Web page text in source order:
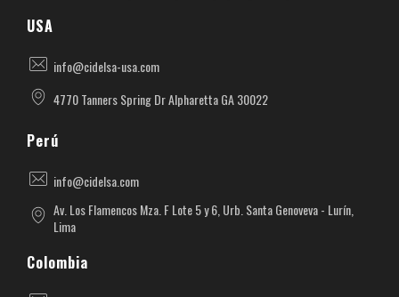
Cidelsa. Pioneer in textile architecture in America.
USA
info@cidelsa-usa.com
4770 Tanners Spring Dr Alpharetta GA 30022
Perú
info@cidelsa.com
Av. Los Flamencos Mza. F Lote 5 y 6, Urb. Santa Genoveva - Lurín,
Lima
Colombia